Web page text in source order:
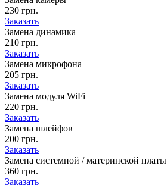
230 грн.
Заказать
Замена динамика
210 грн.
Заказать
Замена микрофона
205 грн.
Заказать
Замена модуля WiFi
220 грн.
Заказать
Замена шлейфов
200 грн.
Заказать
Замена системной / материнской платы
360 грн.
Заказать